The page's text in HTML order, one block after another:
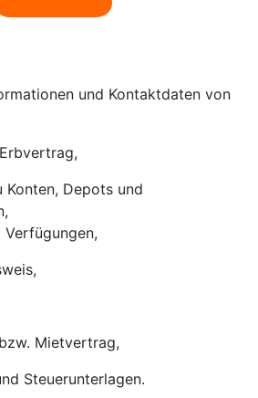
und Kontaktdaten von
Konten, Depots und
Mietvertrag,
Steuerunterlagen.